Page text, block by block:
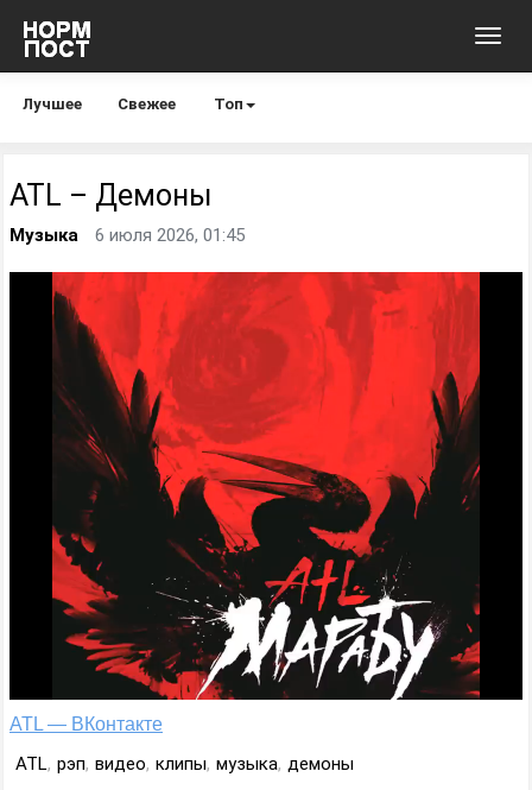
Лучшее Свежее Топ
ATL – Демоны
Музыка 6 июля 2026, 01:45
ATL — ВКонтакте
ATL, рэп, видео, клипы, музыка, демоны